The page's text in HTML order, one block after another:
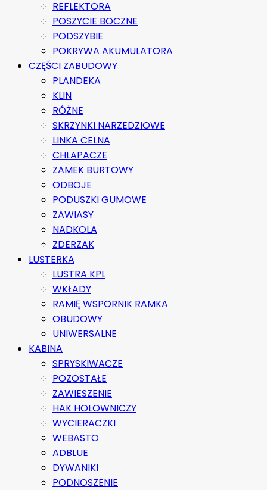
REFLEKTORA
POSZYCIE BOCZNE
PODSZYBIE
POKRYWA AKUMULATORA
CZĘŚCI ZABUDOWY
PLANDEKA
KLIN
RÓŻNE
SKRZYNKI NARZEDZIOWE
LINKA CELNA
CHLAPACZE
ZAMEK BURTOWY
ODBOJE
PODUSZKI GUMOWE
ZAWIASY
NADKOLA
ZDERZAK
LUSTERKA
LUSTRA KPL
WKŁADY
RAMIĘ WSPORNIK RAMKA
OBUDOWY
UNIWERSALNE
KABINA
SPRYSKIWACZE
POZOSTAŁE
ZAWIESZENIE
HAK HOLOWNICZY
WYCIERACZKI
WEBASTO
ADBLUE
DYWANIKI
PODNOSZENIE